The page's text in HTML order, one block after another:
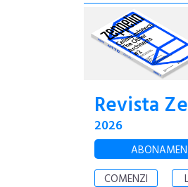
Revista
2026
COMENZI